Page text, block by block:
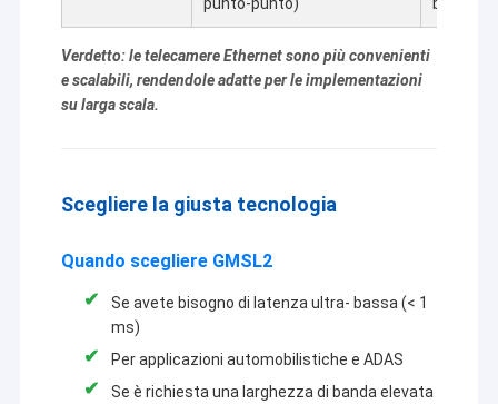
Verdetto: le telecamere Ethernet sono più convenienti
e scalabili, rendendole adatte per le implementazioni
su larga scala.
Scegliere la giusta tecnologia
Quando scegliere GMSL2
Se avete bisogno di latenza ultra- bassa (< 1
ms)
Per applicazioni automobilistiche e ADAS
Se è richiesta una larghezza di banda elevata